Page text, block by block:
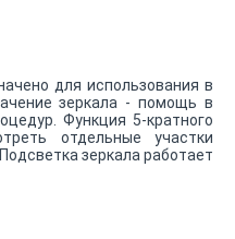
для использования в
зеркала - помощь в
Функция 5-кратного
отдельные участки
зеркала работает